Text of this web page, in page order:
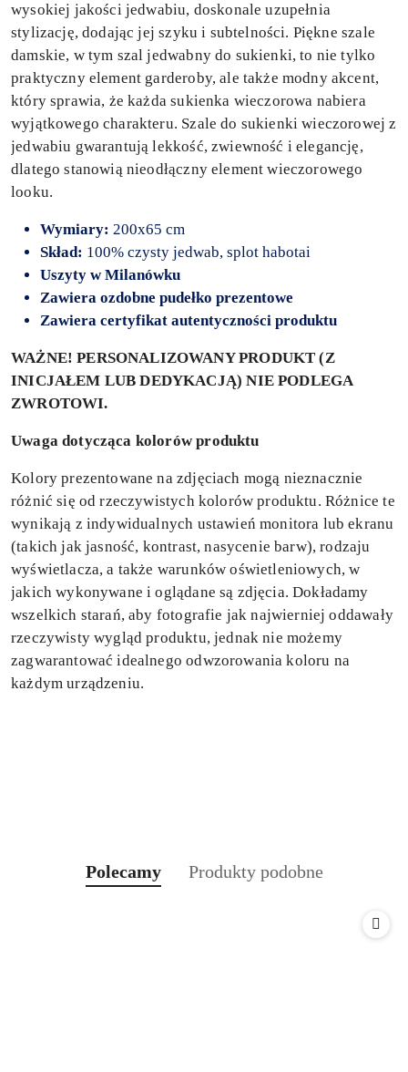
wysokiej jakości jedwabiu, doskonale uzupełnia
stylizację, dodając jej szyku i subtelności. Piękne szale
damskie, w tym szal jedwabny do sukienki, to nie tylko
praktyczny element garderoby, ale także modny akcent,
który sprawia, że każda sukienka wieczorowa nabiera
wyjątkowego charakteru. Szale do sukienki wieczorowej z
jedwabiu gwarantują lekkość, zwiewność i elegancję,
dlatego stanowią nieodłączny element wieczorowego
looku.
Wymiary: 200x65 cm
Skład: 100% czysty jedwab, splot habotai
Uszyty w Milanówku
Zawiera ozdobne pudełko prezentowe
Zawiera certyfikat autentyczności produktu
WAŻNE! PERSONALIZOWANY PRODUKT (Z
INICJAŁEM LUB DEDYKACJĄ) NIE PODLEGA
ZWROTOWI.
Uwaga dotycząca kolorów produktu
Kolory prezentowane na zdjęciach mogą nieznacznie
różnić się od rzeczywistych kolorów produktu. Różnice te
wynikają z indywidualnych ustawień monitora lub ekranu
(takich jak jasność, kontrast, nasycenie barw), rodzaju
wyświetlacza, a także warunków oświetleniowych, w
jakich wykonywane i oglądane są zdjęcia. Dokładamy
wszelkich starań, aby fotografie jak najwierniej oddawały
rzeczywisty wygląd produktu, jednak nie możemy
zagwarantować idealnego odwzorowania koloru na
każdym urządzeniu.
Pomiń karuzelę produktów
Produkty
Polecamy
Produkty
Produkty podobne